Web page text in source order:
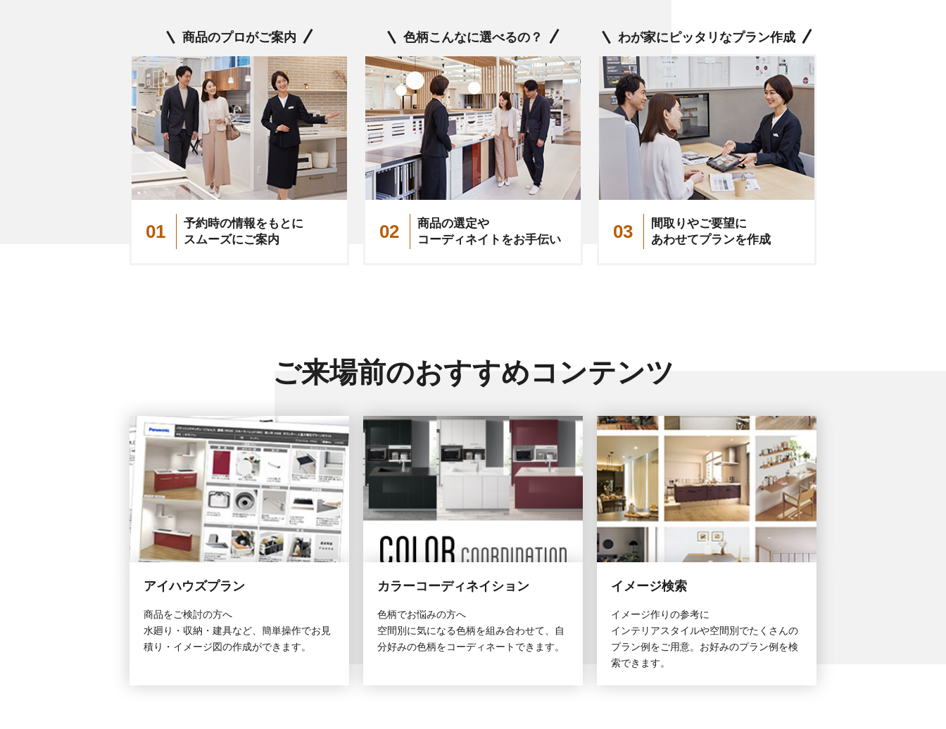
商品のプロがご案内
01
予約時の情報をもとに
スムーズにご案内
色柄こんなに選べるの？
02
商品の選定や
コーディネイトをお手伝い
わが家にピッタリなプラン作成
03
間取りやご要望に
あわせてプランを作成
ご来場前のおすすめコンテンツ
アイハウズプラン
商品をご検討の方へ
水廻り・収納・建具など、簡単操作でお見
積り・イメージ図の作成ができます。
カラーコーディネイション
色柄でお悩みの方へ
空間別に気になる色柄を組み合わせて、自
分好みの色柄をコーディネートできます。
イメージ検索
イメージ作りの参考に
インテリアスタイルや空間別でたくさんの
プラン例をご用意。お好みのプラン例を検
索できます。